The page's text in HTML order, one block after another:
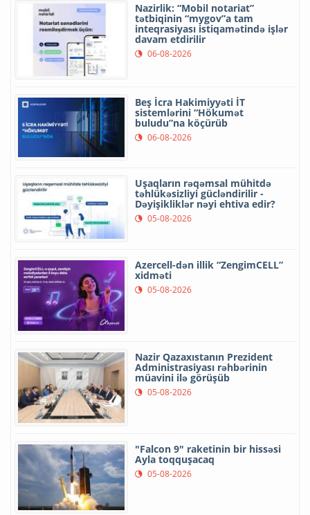
Nazirlik: “Mobil notariat”
tətbiqinin “mygov”a tam
inteqrasiyası istiqamətində işlər
davam etdirilir
06-08-2026
Beş İcra Hakimiyyəti İT
sistemlərini “Hökumət
buludu”na köçürüb
06-08-2026
Uşaqların rəqəmsal mühitdə
təhlükəsizliyi gücləndirilir -
Dəyişikliklər nəyi ehtiva edir?
05-08-2026
Azercell-dən illik “ZengimCELL”
xidməti
05-08-2026
Nazir Qazaxıstanın Prezident
Administrasiyası rəhbərinin
müavini ilə görüşüb
05-08-2026
"Falcon 9" raketinin bir hissəsi
Ayla toqquşacaq
05-08-2026